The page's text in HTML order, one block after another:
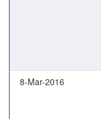
8-Mar-2016